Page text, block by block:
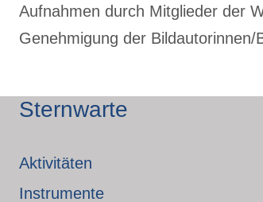
Aufnahmen durch Mitglieder der
Genehmigung der
Sternwarte
Aktivitäten
Instrumente